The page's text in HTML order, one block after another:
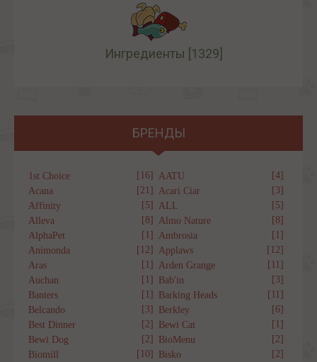
Ингредиенты [1329]
БРЕНДЫ
1st Choice [16] AATU
[4]
Acana
[21] Acari Ciar
[3]
Affinity
[5] ALL
[5]
Alleva
[8] Almo Nature
[8]
AlphaPet
[1] Ambrosia
[1]
Animonda
[12] Applaws
[12]
Aras
[1] Arden Grange
[11]
Auchan
[1] Bab'in
[3]
Banters
[1] Barking Heads
[11]
Belcando
[3] Berkley
[6]
Best Dinner
[2] Bewi Cat
[1]
Bewi Dog
[2] BioMenu
[2]
Biomill
[10] Bisko [2]